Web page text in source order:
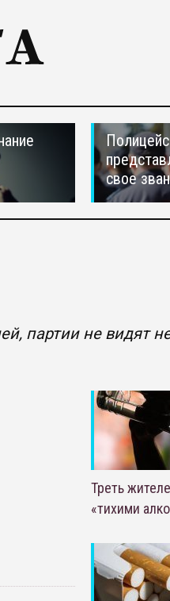
свое
партии не видят
Треть
«тихими